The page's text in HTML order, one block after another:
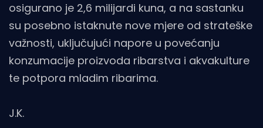
osigurano je 2,6 milijardi kuna, a na sastanku
su posebno istaknute nove mjere od strateške
važnosti, uključujući napore u povećanju
konzumacije proizvoda ribarstva i akvakulture
te potpora mladim ribarima.
J.K.